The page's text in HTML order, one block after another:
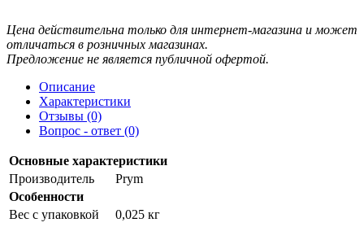
Цена действительна только для интернет-магазина и может
отличаться в розничных магазинах.
Предложение не является публичной офертой.
Описание
Характеристики
Отзывы (0)
Вопрос - ответ (0)
Основные характеристики
Производитель
Prym
Особенности
Вес с упаковкой
0,025 кг